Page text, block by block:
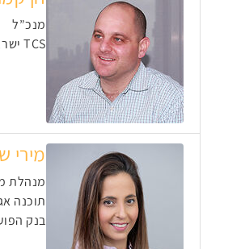
מנכ”ל
TCS ישראל
מירי
מנהלת
תוכנה
בנק